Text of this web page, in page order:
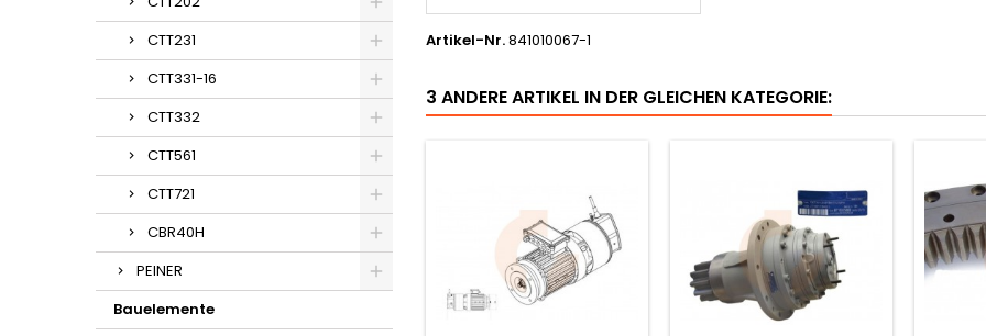
CTT231
CTT331-16
CTT332
CTT561
CTT721
CBR40H
PEINER
Bauelemente
Artikel-Nr.841010067-1
3 ANDERE ARTIKEL IN DER GLEICHEN KATEGORIE: